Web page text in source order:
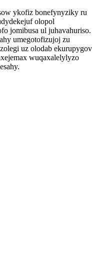
ykofiz bonefynyziky ru
olopol
jomibusa ul juhavahuriso.
umegotofizujoj zu
uz olodab ekurupygov
wuqaxalelylyzo